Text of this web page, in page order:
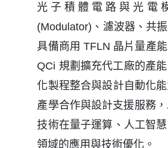
光子積體電路與光電
(Modulator)、濾波器、共
具備商用 TFLN 晶片量產
QCi 規劃擴充代工廠的產
化製程整合與設計自動化
產學合作與設計支援服務
技術在量子運算、人工智
領域的應用與技術優化。